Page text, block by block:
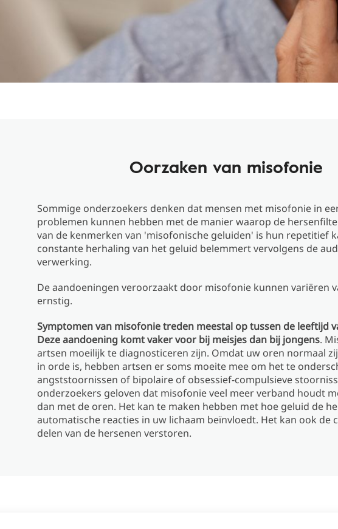
Oorzaken van misofonie
Sommige onderzoekers denken dat mensen met misofonie in
problemen kunnen hebben met de manier waarop de
van de kenmerken van 'misofonische geluiden' is hun repetitief
constante herhaling van het geluid belemmert vervolgens de
verwerking.
De aandoeningen veroorzaakt door misofonie kunnen variëren
ernstig.
Symptomen van misofonie treden meestal op tussen de leeftijd
Deze aandoening komt vaker voor bij meisjes dan bij jongens.
artsen moeilijk te diagnosticeren zijn. Omdat uw oren normaal
in orde is, hebben artsen er soms moeite mee om het te
angststoornissen of bipolaire of obsessief-compulsieve
onderzoekers geloven dat misofonie veel meer verband houdt
dan met de oren. Het kan te maken hebben met hoe geluid de
automatische reacties in uw lichaam beïnvloedt. Het kan ook de
delen van de hersenen verstoren.